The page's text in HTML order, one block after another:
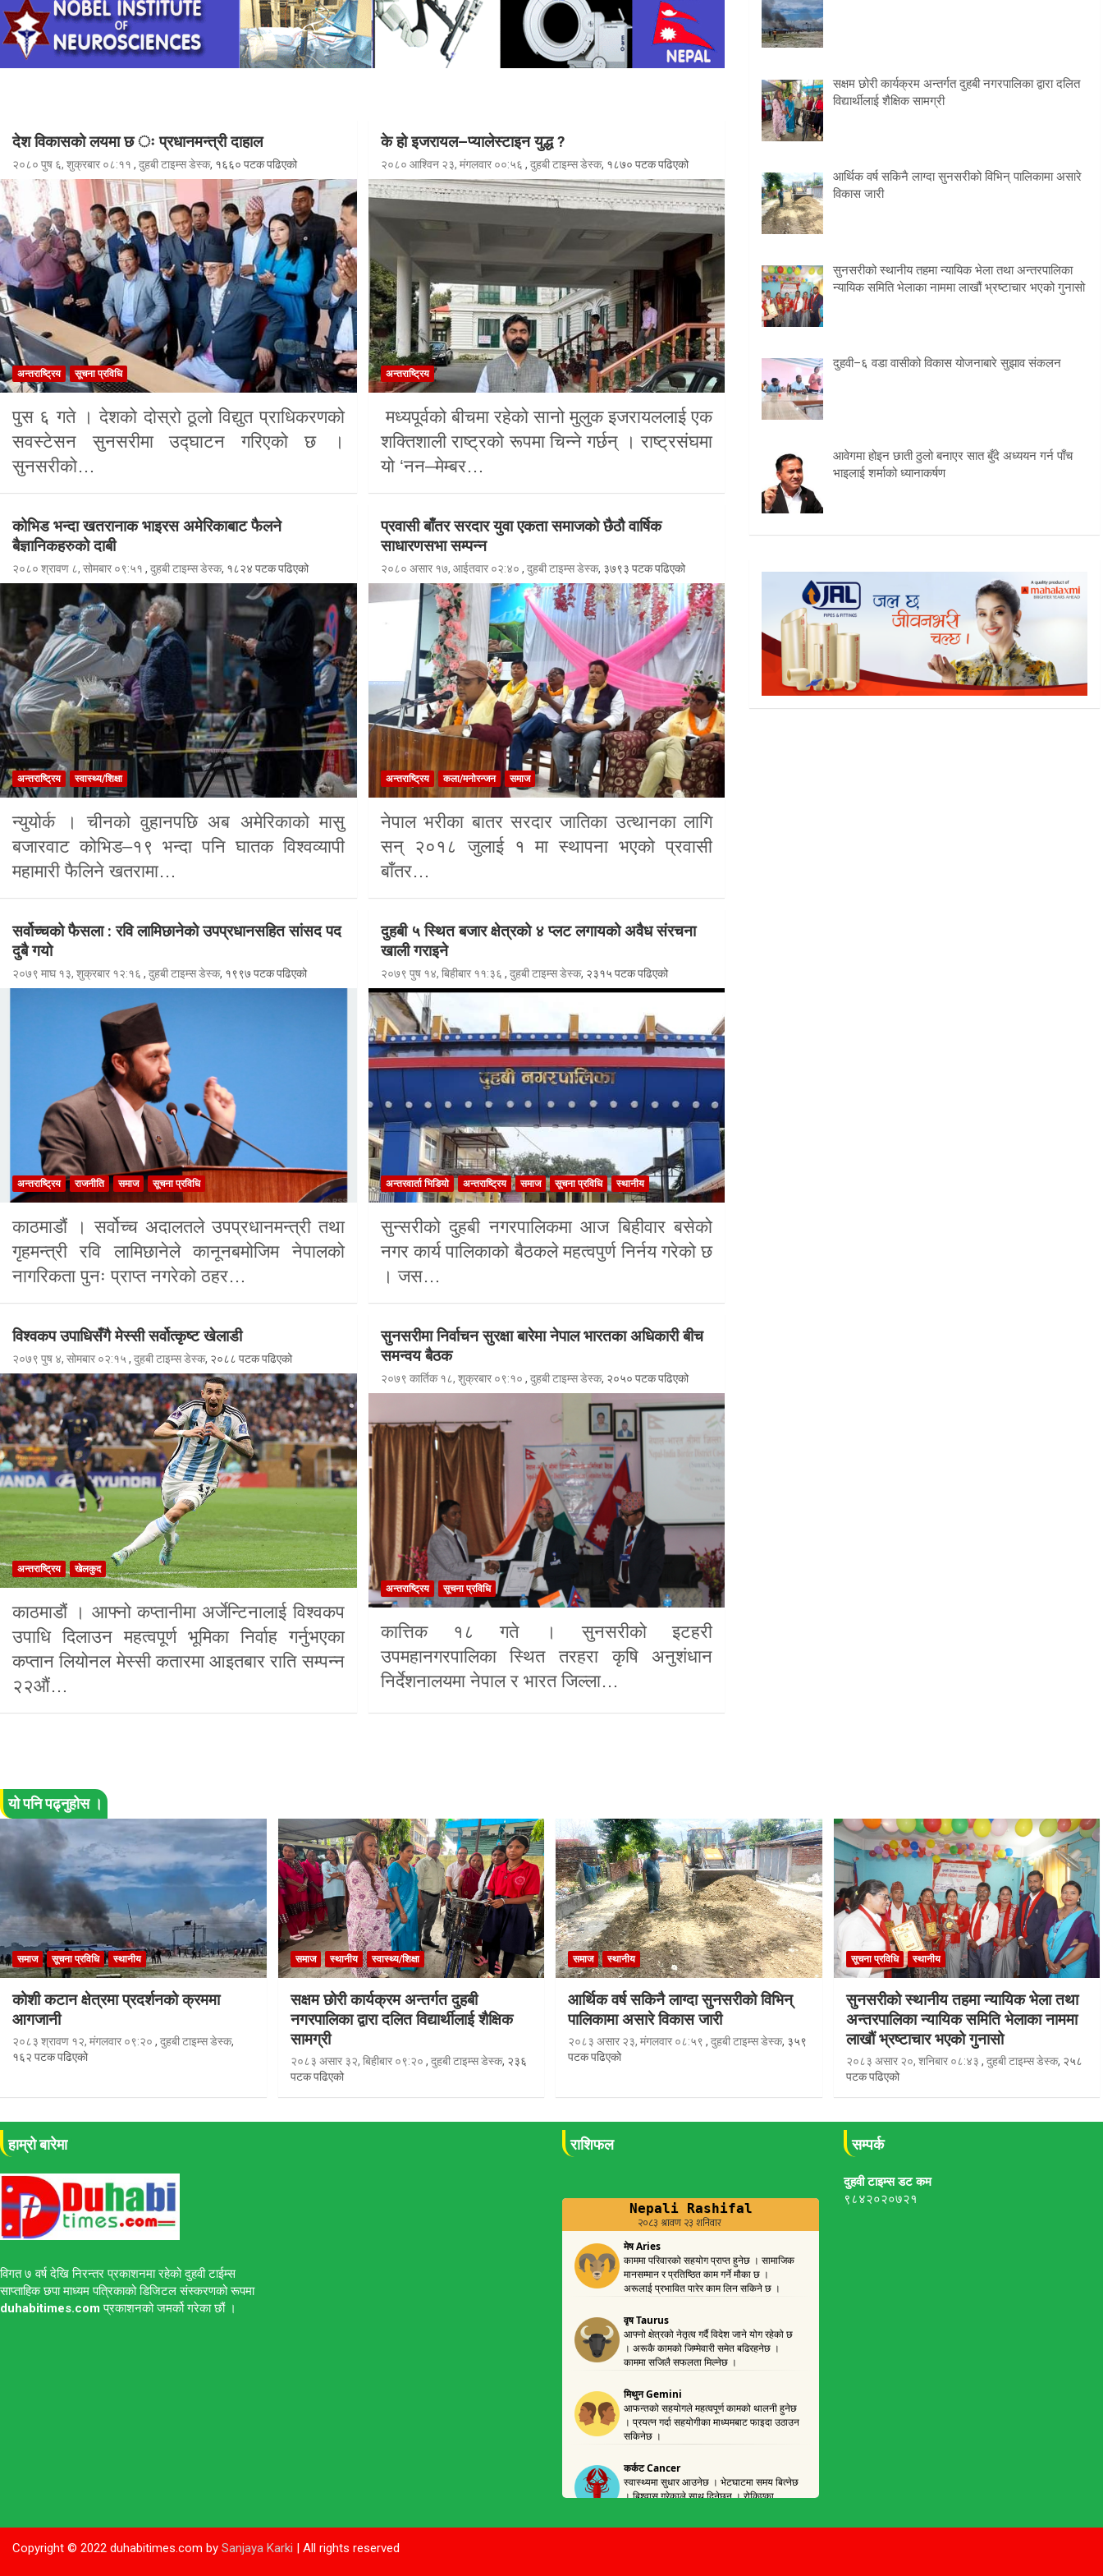
देश विकासको लयमा छ ः प्रधानमन्त्री दाहाल
२०८० पुष ६, शुक्रबार ०८:११ , दुहबी टाइम्स डेस्क, १६६० पटक पढिएको
अन्तराष्ट्रिय सूचना प्रविधि
पुस ६ गते । देशको दोस्रो ठूलो विद्युत प्राधिकरणको
सवस्टेसन सुनसरीमा उद्घाटन गरिएको छ ।
सुनसरीको…
के हो इजरायल–प्यालेस्टाइन युद्ध ?
२०८० आश्विन २३, मंगलवार ००:५६ , दुहबी टाइम्स डेस्क, १८७० पटक पढिएको
अन्तराष्ट्रिय
मध्यपूर्वको बीचमा रहेको सानो मुलुक इजरायललाई एक
शक्तिशाली राष्ट्रको रूपमा चिन्ने गर्छन् । राष्ट्रसंघमा
यो ‘नन–मेम्बर…
कोभिड भन्दा खतरानाक भाइरस अमेरिकाबाट फैलने
बैज्ञानिकहरुको दाबी
२०८० श्रावण ८, सोमबार ०९:५१ , दुहबी टाइम्स डेस्क, १८२४ पटक पढिएको
अन्तराष्ट्रिय स्वास्थ्य/शिक्षा
न्युयोर्क । चीनको वुहानपछि अब अमेरिकाको मासु
बजारवाट कोभिड–१९ भन्दा पनि घातक विश्वव्यापी
महामारी फैलिने खतरामा…
प्रवासी बाँतर सरदार युवा एकता समाजको छैठौ वार्षिक
साधारणसभा सम्पन्न
२०८० असार १७, आईतवार ०२:४० , दुहबी टाइम्स डेस्क, ३७९३ पटक पढिएको
अन्तराष्ट्रिय कला/मनोरन्जन समाज
नेपाल भरीका बातर सरदार जातिका उत्थानका लागि
सन् २०१८ जुलाई १ मा स्थापना भएको प्रवासी
बाँतर…
सर्वोच्चको फैसला : रवि लामिछानेकाे उपप्रधानसहित सांसद पद
दुबै गयो
२०७९ माघ १३, शुक्रबार १२:१६ , दुहबी टाइम्स डेस्क, १९९७ पटक पढिएको
अन्तराष्ट्रिय राजनीति समाज सूचना प्रविधि
काठमाडौं । सर्वोच्च अदालतले उपप्रधानमन्त्री तथा
गृहमन्त्री रवि लामिछानेले कानूनबमोजिम नेपालको
नागरिकता पुनः प्राप्त नगरेको ठहर…
दुहबी ५ स्थित बजार क्षेत्रको ४ प्लट लगायको अवैध संरचना
खाली गराइने
२०७९ पुष १४, बिहीबार ११:३६ , दुहबी टाइम्स डेस्क, २३१५ पटक पढिएको
अन्तरवार्ता भिडियो अन्तराष्ट्रिय समाज सूचना प्रविधि स्थानीय
सुन्सरीको दुहबी नगरपालिकमा आज बिहीवार बसेको
नगर कार्य पालिकाको बैठकले महत्वपुर्ण निर्नय गरेको छ
। जस…
विश्वकप उपाधिसँगै मेस्सी सर्वोत्कृष्ट खेलाडी
२०७९ पुष ४, सोमबार ०२:१५ , दुहबी टाइम्स डेस्क, २०८८ पटक पढिएको
अन्तराष्ट्रिय खेलकुद
काठमाडौं । आफ्नो कप्तानीमा अर्जेन्टिनालाई विश्वकप
उपाधि दिलाउन महत्वपूर्ण भूमिका निर्वाह गर्नुभएका
कप्तान लियोनल मेस्सी कतारमा आइतबार राति सम्पन्न
२२औं…
सुनसरीमा निर्वाचन सुरक्षा बारेमा नेपाल भारतका अधिकारी बीच
समन्वय बैठक
२०७९ कार्तिक १८, शुक्रबार ०९:१० , दुहबी टाइम्स डेस्क, २०५० पटक पढिएको
अन्तराष्ट्रिय सूचना प्रविधि
कात्तिक १८ गते । सुनसरीको इटहरी
उपमहानगरपालिका स्थित तरहरा कृषि अनुशंधान
निर्देशनालयमा नेपाल र भारत जिल्ला…
सक्षम छोरी कार्यक्रम अन्तर्गत दुहबी नगरपालिका द्वारा दलित
विद्यार्थीलाई शैक्षिक सामग्री
आर्थिक वर्ष सकिनै लाग्दा सुनसरीको विभिन् पालिकामा असारे
विकास जारी
सुनसरीको स्थानीय तहमा न्यायिक भेला तथा अन्तरपालिका
न्यायिक समिति भेलाका नाममा लाखौं भ्रष्टाचार भएको गुनासो
दुहवी–६ वडा वासीको विकास योजनाबारे सुझाव संकलन
आवेगमा होइन छाती ठुलो बनाएर सात बुँदे अध्ययन गर्न पाँच
भाइलाई शर्माको ध्यानाकर्षण
यो पनि पढ्नुहोस ।
समाज सूचना प्रविधि स्थानीय
कोशी कटान क्षेत्रमा प्रदर्शनको क्रममा
आगजानी
२०८३ श्रावण १२, मंगलवार ०९:२० , दुहबी टाइम्स डेस्क,
१६२ पटक पढिएको
समाज स्थानीय स्वास्थ्य/शिक्षा
सक्षम छोरी कार्यक्रम अन्तर्गत दुहबी
नगरपालिका द्वारा दलित विद्यार्थीलाई शैक्षिक
सामग्री
२०८३ असार ३२, बिहीबार ०९:२० , दुहबी टाइम्स डेस्क, २३६
पटक पढिएको
समाज स्थानीय
आर्थिक वर्ष सकिनै लाग्दा सुनसरीको विभिन्
पालिकामा असारे विकास जारी
२०८३ असार २३, मंगलवार ०८:५९ , दुहबी टाइम्स डेस्क, ३५९
पटक पढिएको
सूचना प्रविधि स्थानीय
सुनसरीको स्थानीय तहमा न्यायिक भेला तथा
अन्तरपालिका न्यायिक समिति भेलाका नाममा
लाखौं भ्रष्टाचार भएको गुनासो
२०८३ असार २०, शनिबार ०८:४३ , दुहबी टाइम्स डेस्क, २५८
पटक पढिएको
हाम्रो बारेमा
विगत ७ वर्ष देखि निरन्तर प्रकाशनमा रहेको दुहवी टाईम्स
साप्ताहिक छपा माध्यम पत्रिकाको डिजिटल संस्करणको रूपमा
duhabitimes.comप्रकाशनको जमर्को गरेका छौं ।
राशिफल सम्पर्क
दुहवी टाइम्स डट कम
९८४२०२०७२१
Copyright © 2022 duhabitimes.com by Sanjaya Karki | All rights reserved